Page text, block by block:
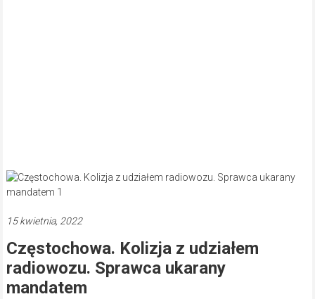
15 kwietnia, 2022
Częstochowa. Kolizja z udziałem
radiowozu. Sprawca ukarany
mandatem